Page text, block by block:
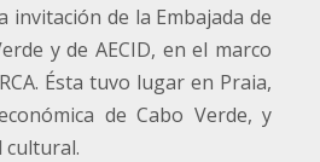
invitación de la Embajada de
y de AECID, en el marco
Ésta tuvo lugar en Praia,
de Cabo Verde, y
cultural.